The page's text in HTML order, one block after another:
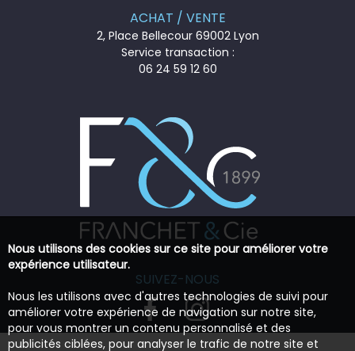
ACHAT / VENTE
2, Place Bellecour 69002 Lyon
Service transaction :
06 24 59 12 60
SUIVEZ-NOUS
Nous utilisons des cookies sur ce site pour améliorer votre
expérience utilisateur.
Nous les utilisons avec d'autres technologies de suivi pour
améliorer votre expérience de navigation sur notre site,
pour vous montrer un contenu personnalisé et des
publicités ciblées, pour analyser le trafic de notre site et